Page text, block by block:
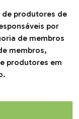
de produtores de
por
de membros
membros,
produtores em